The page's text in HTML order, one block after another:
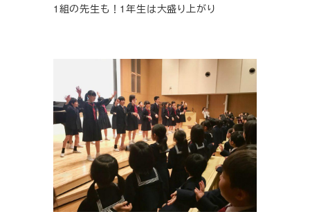
1組の先生も！1年生は大盛り上がり